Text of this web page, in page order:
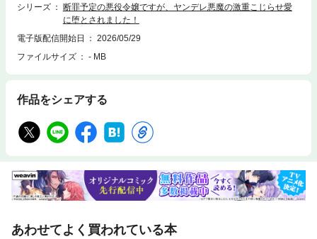
さらに、ノクスの正体にはとある秘密があって――？
シリーズ
断罪予定の悪役令嬢ですが、ヤンデレ悪魔の激重こじらせ愛
に堕とされました！
電子版配信開始日
2026/05/29
ファイルサイズ
- MB
作品をシェアする
あわせてよく買われている本